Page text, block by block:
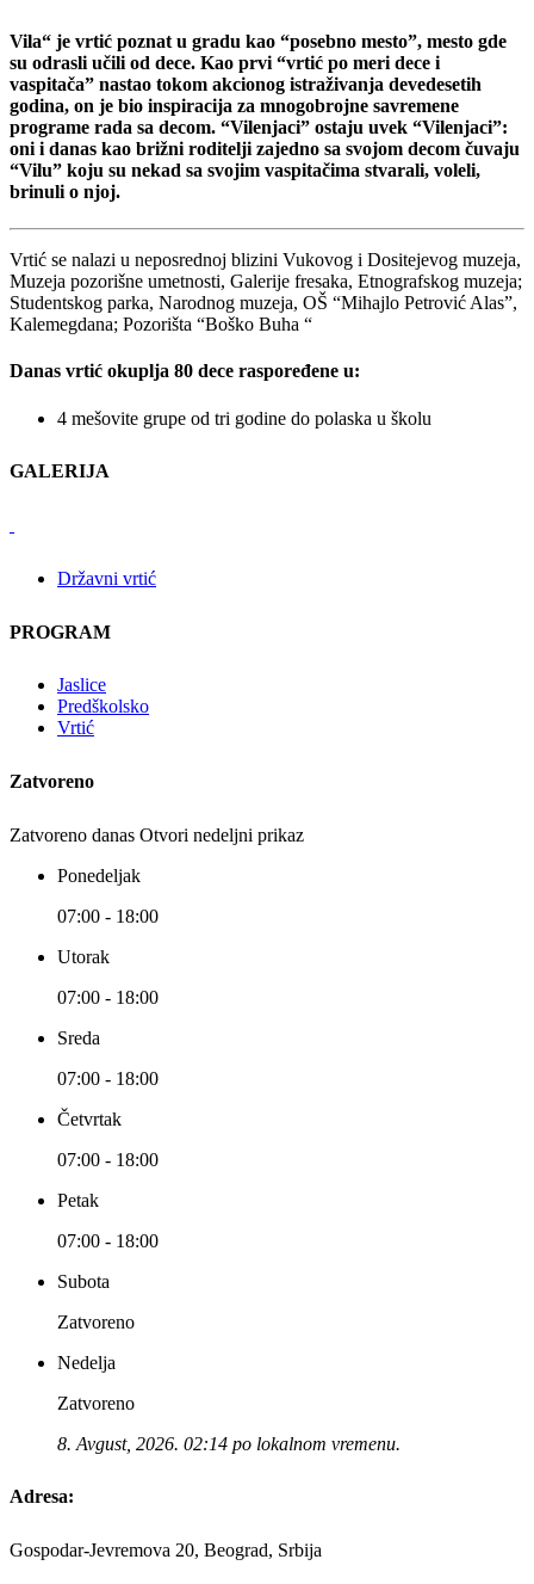
Vila“ je vrtić poznat u gradu kao “posebno mesto”, mesto gde
su odrasli učili od dece. Kao prvi “vrtić po meri dece i
vaspitača” nastao tokom akcionog istraživanja devedesetih
godina, on je bio inspiracija za mnogobrojne savremene
programe rada sa decom. “Vilenjaci” ostaju uvek “Vilenjaci”:
oni i danas kao brižni roditelji zajedno sa svojom decom čuvaju
“Vilu” koju su nekad sa svojim vaspitačima stvarali, voleli,
brinuli o njoj.
Vrtić se nalazi u neposrednoj blizini Vukovog i Dositejevog muzeja,
Muzeja pozorišne umetnosti, Galerije fresaka, Etnografskog muzeja;
Studentskog parka, Narodnog muzeja, OŠ “Mihajlo Petrović Alas”,
Kalemegdana; Pozorišta “Boško Buha “
Danas vrtić okuplja 80 dece raspoređene u:
4 mešovite grupe od tri godine do polaska u školu
GALERIJA
Državni vrtić
PROGRAM
Jaslice
Predškolsko
Vrtić
Zatvoreno
Zatvoreno danas Otvori nedeljni prikaz
Ponedeljak
07:00 - 18:00
Utorak
07:00 - 18:00
Sreda
07:00 - 18:00
Četvrtak
07:00 - 18:00
Petak
07:00 - 18:00
Subota
Zatvoreno
Nedelja
Zatvoreno
8. Avgust, 2026. 02:14 po lokalnom vremenu.
Adresa:
Gospodar-Jevremova 20, Beograd, Srbija